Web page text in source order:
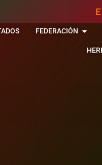
FEDERACIÓN